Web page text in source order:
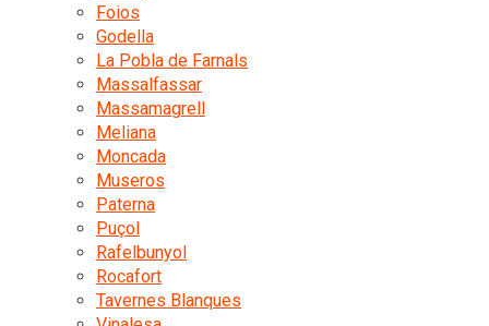
Foios
Godella
La Pobla de Farnals
Massalfassar
Massamagrell
Meliana
Moncada
Museros
Paterna
Puçol
Rafelbunyol
Rocafort
Tavernes Blanques